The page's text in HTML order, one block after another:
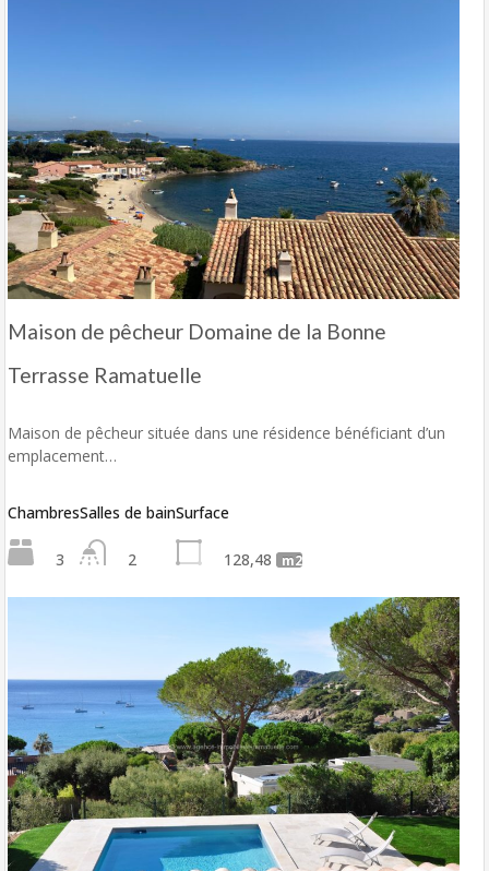
Maison de pêcheur Domaine de la Bonne
Terrasse Ramatuelle
Maison de pêcheur située dans une résidence bénéficiant d’un
emplacement…
Chambres
3
Salles de bain
2
Surface
128,48 m2